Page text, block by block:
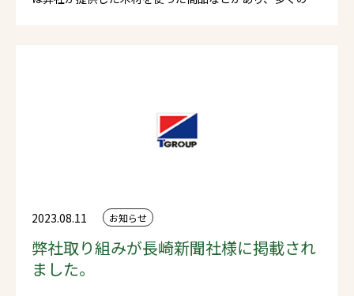
2023.08.11 お知らせ
弊社取り組みが長崎新聞社様に掲載され
ました。